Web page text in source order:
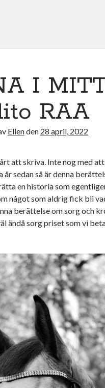
I
RAA
Ellenden 28 april, 2022
att skriva. Inte nog med
sedan så är denna
en historia som
något som aldrig fick bli
berättelse om sorg och
ändå sorg priset som vi